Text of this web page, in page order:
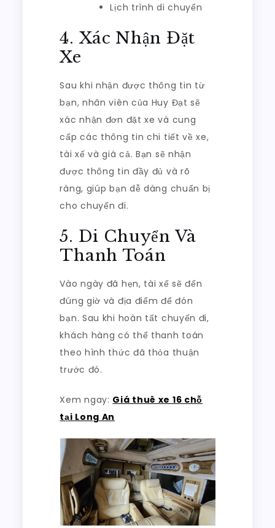
Lịch trình di chuyển
4. Xác Nhận Đặt
Xe
Sau khi nhận được thông tin từ
bạn, nhân viên của Huy Đạt sẽ
xác nhận đơn đặt xe và cung
cấp các thông tin chi tiết về xe,
tài xế và giá cả. Bạn sẽ nhận
được thông tin đầy đủ và rõ
ràng, giúp bạn dễ dàng chuẩn bị
cho chuyến đi.
5. Di Chuyển Và
Thanh Toán
Vào ngày đã hẹn, tài xế sẽ đến
đúng giờ và địa điểm để đón
bạn. Sau khi hoàn tất chuyến đi,
khách hàng có thể thanh toán
theo hình thức đã thỏa thuận
trước đó.
Xem ngay: Giá thuê xe 16 chỗ
tại Long An